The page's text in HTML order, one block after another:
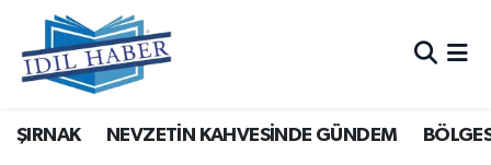
ŞIRNAK NEVZETİN KAHVESİNDE GÜNDEM
Nöbetçi Eczaneler
Hava Durumu